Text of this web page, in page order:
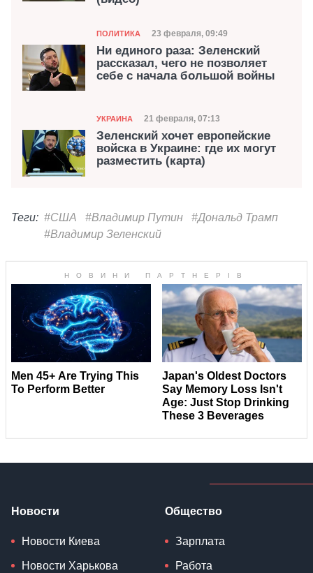
Категория
ПОЛИТИКА Дата публикации
23 февраля, 09:49
Ни единого раза: Зеленский
рассказал, чего не позволяет
себе с начала большой войны
Категория
УКРАИНА Дата публикации
21 февраля, 07:13
Зеленский хочет европейские
войска в Украине: где их могут
разместить (карта)
Теги: #США #Владимир Путин
#Дональд Трамп
#Владимир Зеленский
Новости
Новости Киева
Новости Харькова
Общество
Зарплата
Работа